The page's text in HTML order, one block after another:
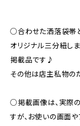
○合わせた洒落袋帯
オリジナル三分紐し
掲載品です♪
その他は店主私物の
○掲載画像は、実際
すが、お使いの画面